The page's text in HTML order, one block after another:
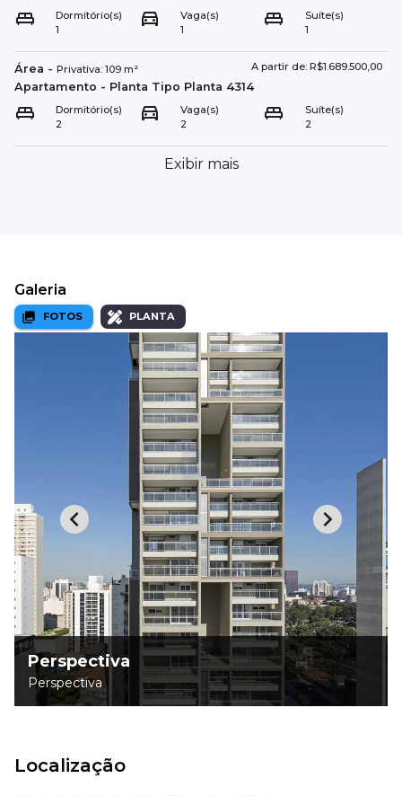
Dormitório(s)
1
Vaga(s)
1
Suíte(s)
1
Área - Privativa: 109 m² A partir de: R$1.689.500,00
Apartamento - Planta Tipo Planta 4314
Dormitório(s)
2
Vaga(s)
2
Suíte(s)
2
Exibir mais
Galeria
FOTOS PLANTA
Perspectiva
Perspectiva
Localização